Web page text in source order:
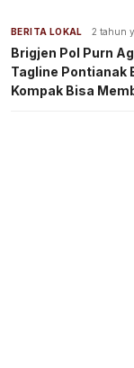
BERITA LOKAL 2 tahun
Brigjen Pol Purn
Tagline Pontianak
Kompak Bisa